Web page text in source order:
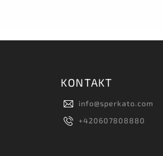
KONTAKT
info@sperkato.com
+420607808880